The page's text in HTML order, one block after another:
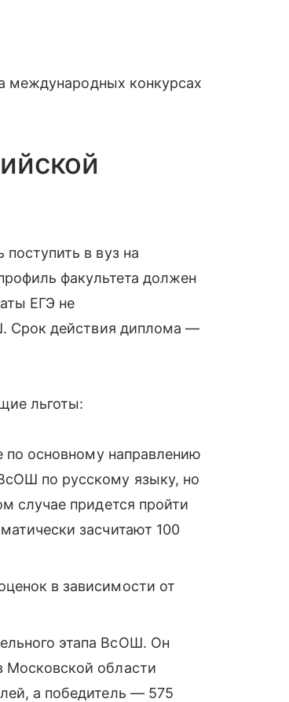
международных конкурсах
в вуз на
факультета должен
ЕГЭ не
Срок действия диплома —
льготы:
по основному направлению
по русскому языку, но
случае придется пройти
засчитают 100
в зависимости от
этапа ВсОШ. Он
Московской области
а победитель — 575